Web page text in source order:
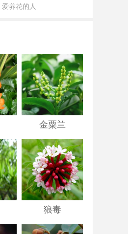
爱养花的人
金粟兰
狼毒